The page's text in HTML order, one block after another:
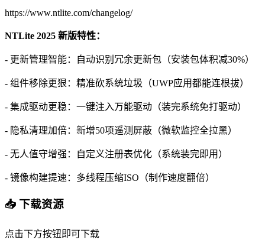
https://www.ntlite.com/changelog/
NTLite 2025 新版特性：
- 更新管理智能：自动识别冗余更新包（安装包体积减30%）
- 组件移除更狠：精准砍系统垃圾（UWP应用都能连根拔）
- 集成驱动更稳：一键注入万能驱动（装完系统免打驱动）
- 隐私清理加倍：新增50项遥测屏蔽（微软监控全拉黑）
- 无人值守增强：自定义注册表优化（系统装完即用）
- 镜像构建提速：多线程压缩ISO（制作速度翻倍）
📥 下载资源
点击下方按钮即可下载